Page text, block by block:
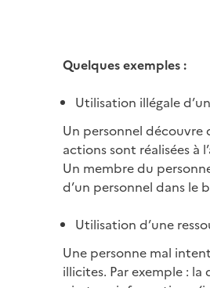
Quelques exemples :
Utilisation illégale
Un personnel découvre
actions sont réalisées à
Un membre du
d’un personnel dans le
Utilisation d’une
Une personne mal
illicites. Par exemple :